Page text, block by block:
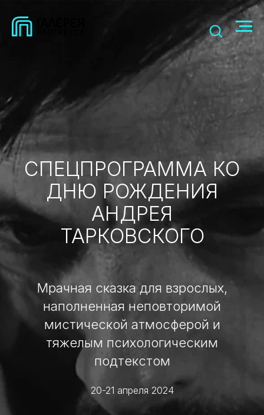
СПЕЦПРОГРАММА КО
ДНЮ РОЖДЕНИЯ
АНДРЕЯ
ТАРКОВСКОГО
Мрачная сказка для взрослых,
наполненная неповторимой
мистической атмосферой и
тяжелым психологическим
подтекстом
20-21 апреля 2024